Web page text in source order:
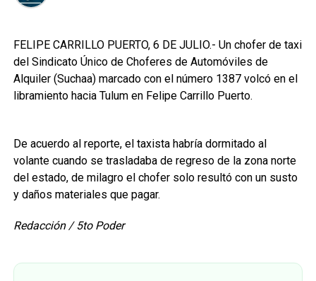
FELIPE CARRILLO PUERTO, 6 DE JULIO.- Un chofer de taxi
del Sindicato Único de Choferes de Automóviles de
Alquiler (Suchaa) marcado con el número 1387 volcó en el
libramiento hacia Tulum en Felipe Carrillo Puerto.
De acuerdo al reporte, el taxista habría dormitado al
volante cuando se trasladaba de regreso de la zona norte
del estado, de milagro el chofer solo resultó con un susto
y daños materiales que pagar.
Redacción / 5to Poder